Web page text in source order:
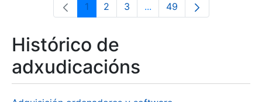
Páxina
1 Páxina
2 Páxina
3 ...Páxinas intermedias Use
Páxina
49
Histórico de
adxudicacións